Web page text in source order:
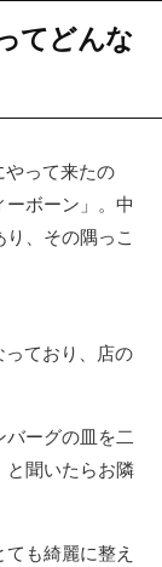
てどんな
やって来たの
ボーン」。中
、その隅っこ
っており、店の
バーグの皿を二
と聞いたらお隣
も綺麗に整え